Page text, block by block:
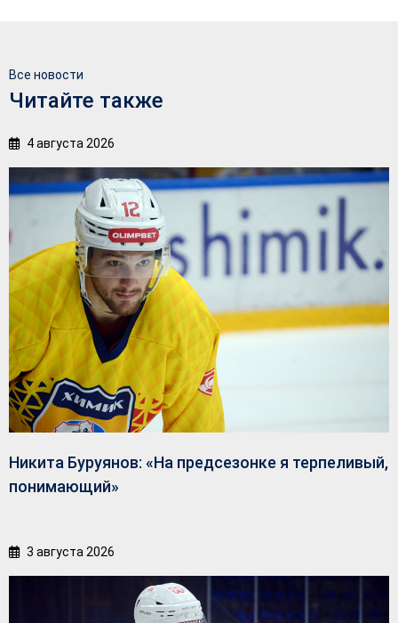
Все новости
Читайте также
4 августа 2026
Никита Буруянов: «На предсезонке я терпеливый,
понимающий»
3 августа 2026